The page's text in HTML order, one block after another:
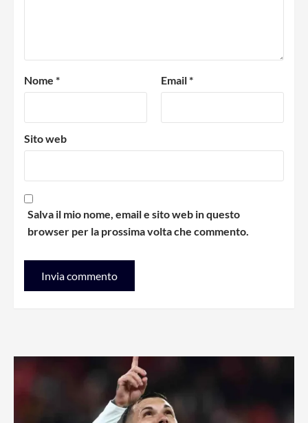
Nome * Email*
Sito web
Salva il mio nome, email e sito web in questo
browser per la prossima volta che commento.